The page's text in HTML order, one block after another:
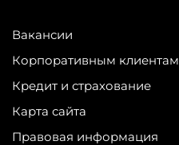
Вакансии
Корпоративным клиентам
Кредит и страхование
Карта сайта
Правовая информация